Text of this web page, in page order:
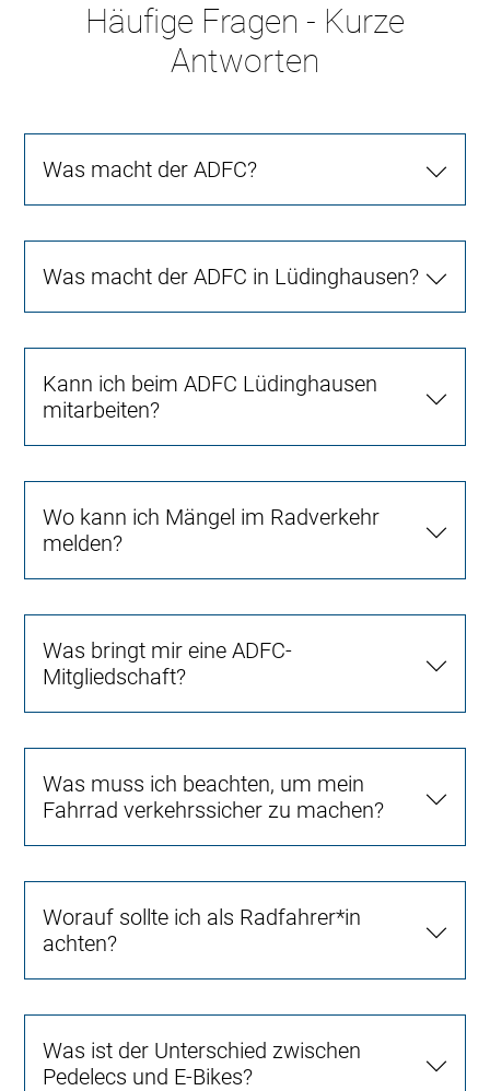
Häufige Fragen - Kurze
Antworten
Was macht der ADFC?
Was macht der ADFC in Lüdinghausen?
Kann ich beim ADFC Lüdinghausen
mitarbeiten?
Wo kann ich Mängel im Radverkehr
melden?
Was bringt mir eine ADFC-
Mitgliedschaft?
Was muss ich beachten, um mein
Fahrrad verkehrssicher zu machen?
Worauf sollte ich als Radfahrer*in
achten?
Was ist der Unterschied zwischen
Pedelecs und E-Bikes?